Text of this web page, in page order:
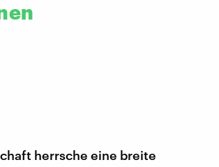
herrsche eine breite